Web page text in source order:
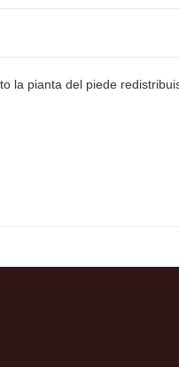
la pianta del piede